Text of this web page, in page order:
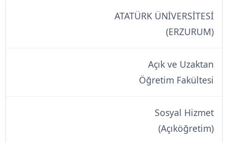
ATATÜRK ÜNİVERSİTESİ
(ERZURUM)
Açık ve Uzaktan
Öğretim Fakültesi
Sosyal Hizmet
(Açıköğretim)